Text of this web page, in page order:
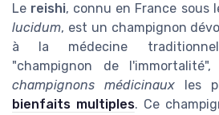
Le reishi, connu en France sous
lucidum, est un champignon
à la médecine
"champignon de
champignons médicinaux les
bienfaits multiples. Ce